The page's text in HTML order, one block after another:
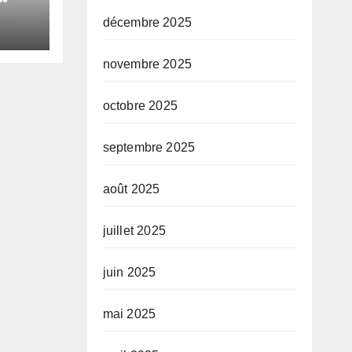
décembre 2025
novembre 2025
octobre 2025
septembre 2025
août 2025
juillet 2025
juin 2025
mai 2025